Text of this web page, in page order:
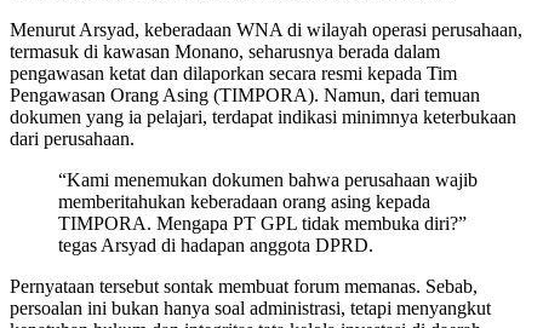
Menurut Arsyad, keberadaan WNA di wilayah operasi perusahaan,
termasuk di kawasan Monano, seharusnya berada dalam
pengawasan ketat dan dilaporkan secara resmi kepada Tim
Pengawasan Orang Asing (TIMPORA). Namun, dari temuan
dokumen yang ia pelajari, terdapat indikasi minimnya keterbukaan
dari perusahaan.
“Kami menemukan dokumen bahwa perusahaan wajib
memberitahukan keberadaan orang asing kepada
TIMPORA. Mengapa PT GPL tidak membuka diri?”
tegas Arsyad di hadapan anggota DPRD.
Pernyataan tersebut sontak membuat forum memanas. Sebab,
persoalan ini bukan hanya soal administrasi, tetapi menyangkut